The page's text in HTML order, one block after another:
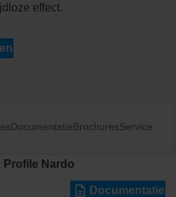
effect.
DocumentatieBrochuresService
Nardo
Documentatie